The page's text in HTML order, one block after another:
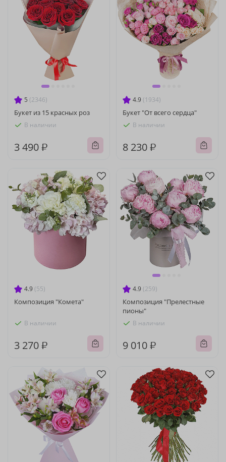
5 (2346)
Букет из 15 красных роз
В наличии
3 490 ₽
4.9 (1934)
Букет "От всего сердца"
В наличии
8 230 ₽
4.9 (55)
Композиция "Комета"
В наличии
3 270 ₽
4.9 (259)
Композиция "Прелестные
пионы"
В наличии
9 010 ₽